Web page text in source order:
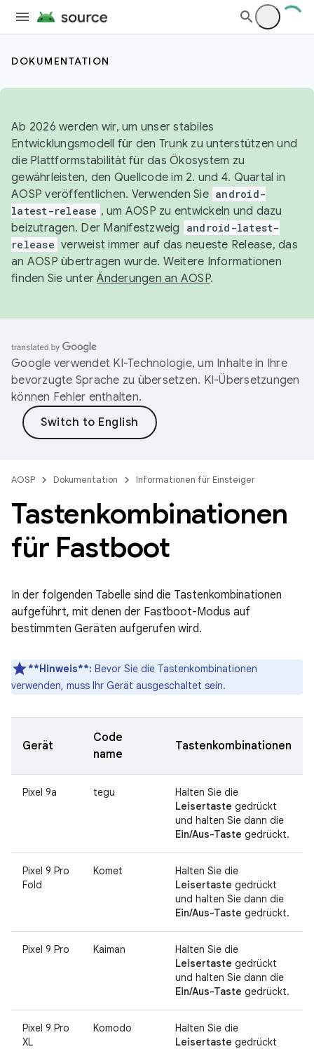
DOKUMENTATION
Ab 2026 werden wir, um unser stabiles
Entwicklungsmodell für den Trunk zu unterstützen und
die Plattformstabilität für das Ökosystem zu
gewährleisten, den Quellcode im 2. und 4. Quartal in
AOSP veröffentlichen. Verwenden Sie android-
latest-release , um AOSP zu entwickeln und dazu
beizutragen. Der Manifestzweig
android-latest-
release verweist immer auf das neueste Release, das
an AOSP übertragen wurde. Weitere Informationen
finden Sie unterÄnderungen an AOSP.
Google verwendet KI-Technologie, um Inhalte in Ihre
bevorzugte Sprache zu übersetzen. KI-Übersetzungen
können Fehler enthalten.
AOSP Dokumentation Informationen für Einsteiger
Tastenkombinationen
für Fastboot
In der folgenden Tabelle sind die Tastenkombinationen
aufgeführt, mit denen der Fastboot-Modus auf
bestimmten Geräten aufgerufen wird.
**Hinweis**: Bevor Sie die Tastenkombinationen
verwenden, muss Ihr Gerät ausgeschaltet sein.
Gerät
Code
name
Tastenkombinationen
Pixel 9a tegu
Halten Sie die
Leisertaste gedrückt
und halten Sie dann die
Ein/Aus-Taste gedrückt.
Pixel 9 Pro
Fold
Komet
Halten Sie die
Leisertaste gedrückt
und halten Sie dann die
Ein/Aus-Taste gedrückt.
Pixel 9 Pro Kaiman
Halten Sie die
Leisertaste gedrückt
und halten Sie dann die
Ein/Aus-Taste gedrückt.
Pixel 9 Pro
XL
Komodo
Halten Sie die
Leisertaste gedrückt